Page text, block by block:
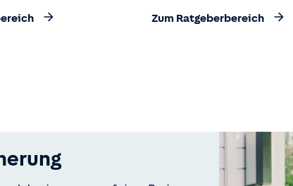
Zum Ratgeberbereich